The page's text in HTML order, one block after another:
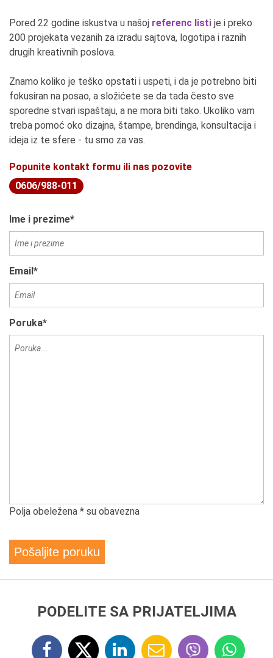
Pored 22 godine iskustva u našoj referenc listi je i preko
200 projekata vezanih za izradu sajtova, logotipa i raznih
drugih kreativnih poslova.
Znamo koliko je teško opstati i uspeti, i da je potrebno biti
fokusiran na posao, a složićete se da tada često sve
sporedne stvari ispaštaju, a ne mora biti tako. Ukoliko vam
treba pomoć oko dizajna, štampe, brendinga, konsultacija i
ideja iz te sfere - tu smo za vas.
Popunite kontakt formu ili nas pozovite
0606/988-011
Ime i prezime*
Email*
Poruka*
Polja obeležena * su obavezna
Pošaljite poruku
PODELITE SA PRIJATELJIMA